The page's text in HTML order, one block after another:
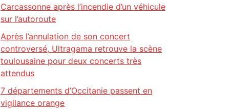
Carcassonne après l’incendie d’un véhicule
sur l’autoroute
Après l’annulation de son concert
controversé, Ultragama retrouve la scène
toulousaine pour deux concerts très
attendus
7 départements d’Occitanie passent en
vigilance orange